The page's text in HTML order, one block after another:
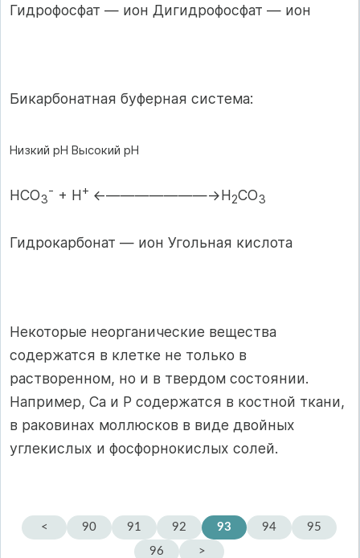
Гидрофосфат — ион Дигидрофосфат — ион
Бикарбонатная буферная система:
Низкий pH Высокий pH
НСО3
- + Н+ ←―――――――→H2СO3
Гидрокарбонат — ион Угольная кислота
Некоторые неорганические вещества
содержатся в клетке не только в
растворенном, но и в твердом состоянии.
Например, Са и Р содержатся в костной ткани,
в раковинах моллюсков в виде двойных
углекислых и фосфорнокислых солей.
< 90 91 92 93 94
95
96
>